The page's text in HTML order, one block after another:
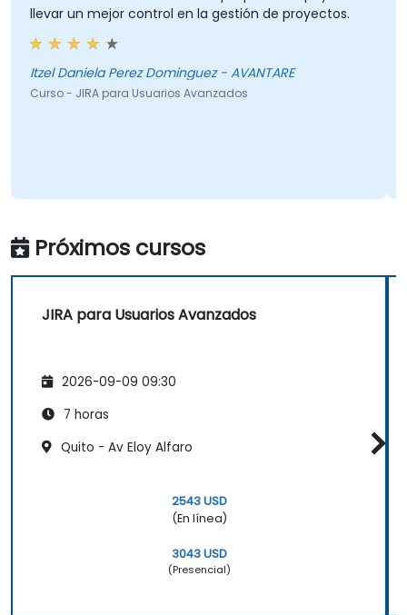
llevar un mejor control en la gestión de proyectos.
Itzel Daniela Perez Dominguez - AVANTARE
Curso - JIRA para Usuarios Avanzados
Próximos cursos
JIRA para Usuarios Avanzados
2026-09-09 09:30
7 horas
Quito - Av Eloy Alfaro
2543 USD
(En línea)
3043 USD
(Presencial)